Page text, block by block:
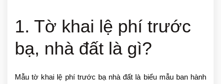
1. Tờ khai lệ phí trước
bạ, nhà đất là gì?
Mẫu tờ khai lệ phí trước bạ nhà đất là biểu mẫu ban hành